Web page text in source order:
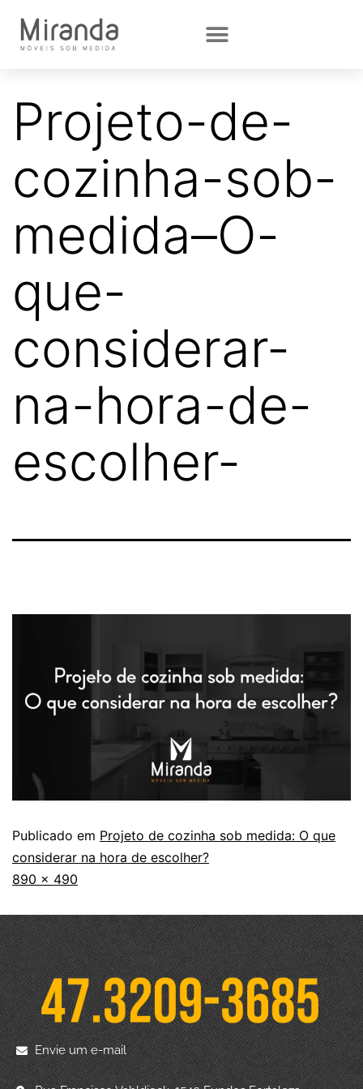
Projeto-de-
cozinha-sob-
medida–O-
que-
considerar-
na-hora-de-
escolher-
Publicado em Projeto de cozinha sob medida: O que
considerar na hora de escolher?
890 × 490
Envie um e-mail